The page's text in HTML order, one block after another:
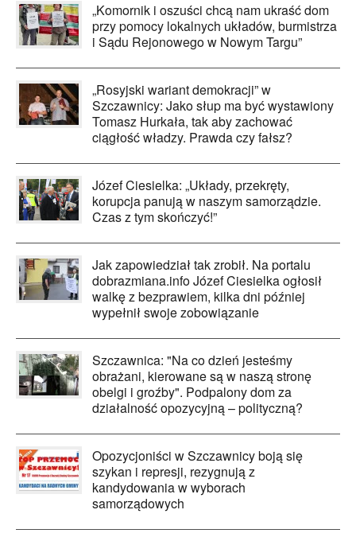
„Komornik i oszuści chcą nam ukraść dom
przy pomocy lokalnych układów, burmistrza
i Sądu Rejonowego w Nowym Targu”
„Rosyjski wariant demokracji” w
Szczawnicy: Jako słup ma być wystawiony
Tomasz Hurkała, tak aby zachować
ciągłość władzy. Prawda czy fałsz?
Józef Ciesielka: „Układy, przekręty,
korupcja panują w naszym samorządzie.
Czas z tym skończyć!”
Jak zapowiedział tak zrobił. Na portalu
dobrazmiana.info Józef Ciesielka ogłosił
walkę z bezprawiem, kilka dni później
wypełnił swoje zobowiązanie
Szczawnica: "Na co dzień jesteśmy
obrażani, kierowane są w naszą stronę
obelgi i groźby". Podpalony dom za
działalność opozycyjną – polityczną?
Opozycjoniści w Szczawnicy boją się
szykan i represji, rezygnują z
kandydowania w wyborach
samorządowych